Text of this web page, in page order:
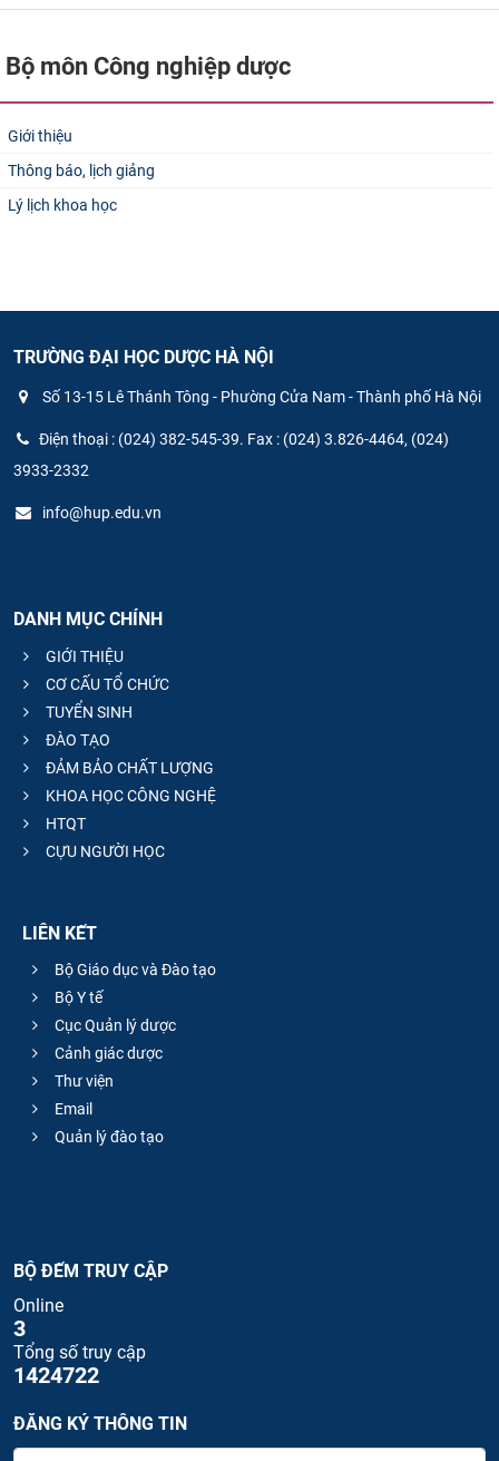
Bộ môn Công nghiệp dược
Giới thiệu
Thông báo, lịch giảng
Lý lịch khoa học
TRƯỜNG ĐẠI HỌC DƯỢC HÀ NỘI
Số 13-15 Lê Thánh Tông - Phường Cửa Nam - Thành phố Hà Nội
Điện thoại : (024) 382-545-39. Fax : (024) 3.826-4464, (024)
3933-2332
info@hup.edu.vn
DANH MỤC CHÍNH
GIỚI THIỆU
CƠ CẤU TỔ CHỨC
TUYỂN SINH
ĐÀO TẠO
ĐẢM BẢO CHẤT LƯỢNG
KHOA HỌC CÔNG NGHỆ
HTQT
CỰU NGƯỜI HỌC
LIÊN KẾT
Bộ Giáo dục và Đào tạo
Bộ Y tế
Cục Quản lý dược
Cảnh giác dược
Thư viện
Email
Quản lý đào tạo
BỘ ĐẾM TRUY CẬP
Online
3
Tổng số truy cập
1424722
ĐĂNG KÝ THÔNG TIN